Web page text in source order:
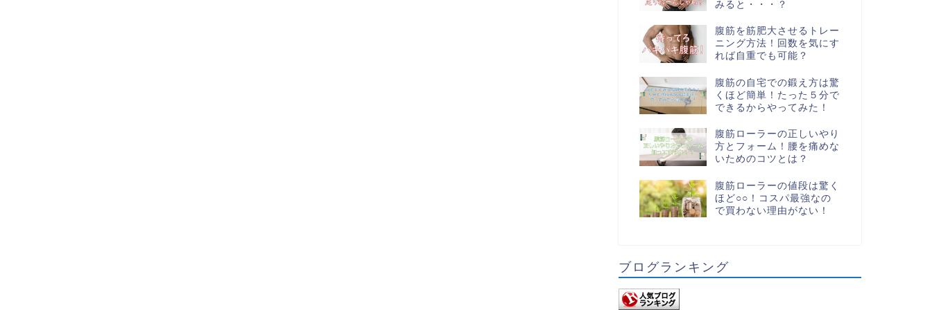
みると・・・？
腹筋を筋肥大させるトレー
ニング方法！回数を気にす
れば自重でも可能？
腹筋の自宅での鍛え方は驚
くほど簡単！たった５分で
できるからやってみた！
腹筋ローラーの正しいやり
方とフォーム！腰を痛めな
いためのコツとは？
腹筋ローラーの値段は驚く
ほど○○！コスパ最強なの
で買わない理由がない！
ブログランキング